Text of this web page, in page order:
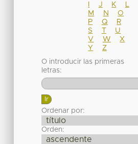
J K
M
N
O
P
Q
R
S
T
U
V
W
X
Y
Z
O introducir las primeras
letras:
Ordenar por:
Orden: